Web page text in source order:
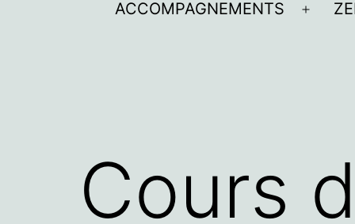
ACCOMPAGNEMENTS
Ouvrir
Cours